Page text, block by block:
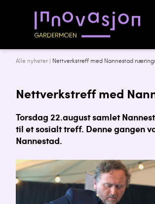
Alle nyheter| Nettverkstreff med Nannestad
Nettverkstreff med
Torsdag 22.august samlet
til et sosialt treff. Denne gangen
Nannestad.